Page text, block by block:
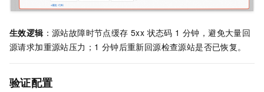
生效逻辑 ：源站故障时节点缓存 5xx 状态码 1 分钟，避免大量回
源请求加重源站压力；1 分钟后重新回源检查源站是否已恢复。
验证配置